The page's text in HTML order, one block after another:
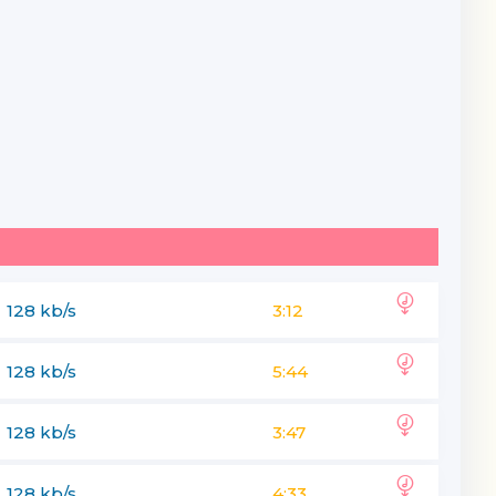
128 kb/s 3:12
128 kb/s 5:44
128 kb/s 3:47